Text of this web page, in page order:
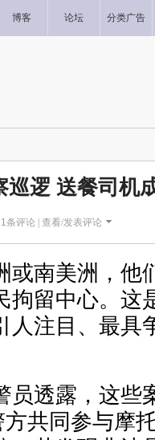
博客 论坛 分类广告
巡逻 送餐司机
1条评论 | 查看/发表评论
或南美洲，他
拘留中心。这
人注目、最具
员透露，这些
共同参与摩